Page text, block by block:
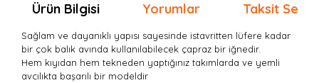
Ürün Bilgisi Yorumlar Taksit
Sağlam ve dayanıklı yapısı sayesinde istavritten lüfere kadar
bir çok balık avında kullanılabilecek çapraz bir iğnedir.
Hem kıyıdan hem tekneden yaptığınız takımlarda ve yemli
avcılıkta başarılı bir modeldir